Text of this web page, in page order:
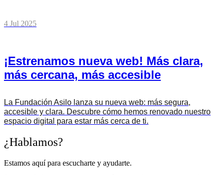
4 Jul 2025
¡Estrenamos nueva web! Más clara,
más cercana, más accesible
La Fundación Asilo lanza su nueva web: más segura,
accesible y clara. Descubre cómo hemos renovado nuestro
espacio digital para estar más cerca de ti.
¿Hablamos?
Estamos aquí para escucharte y ayudarte.